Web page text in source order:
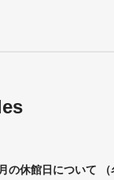
の休館日について （